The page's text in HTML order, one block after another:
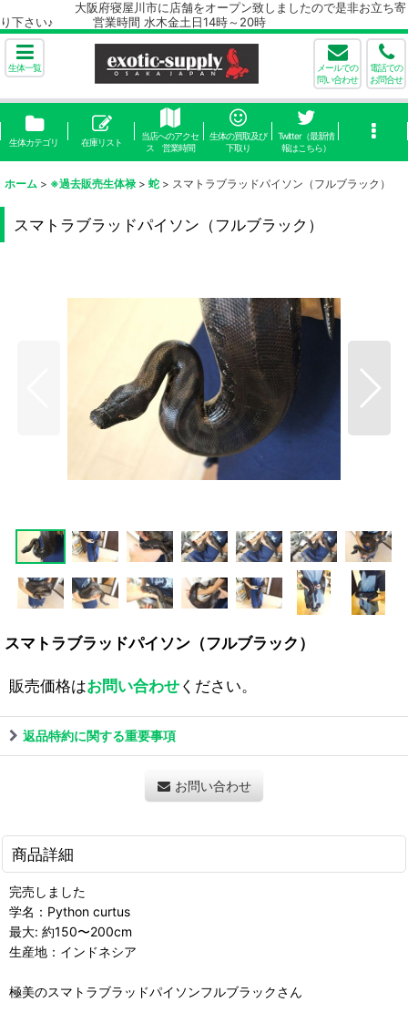
大阪府寝屋川市に店舗をオープン致しましたので是非お立ち寄
り下さい♪ 営業時間 水木金土日14時～20時
生体一覧
メールでの
問い合わせ
電話での
お問合せ
生体カテゴリ 在庫リスト
当店へのアクセ
ス 営業時間
生体の買取及び
下取り
Twitter（最新情
報はこちら）
ホーム > ※過去販売生体禄 > 蛇 > スマトラブラッドパイソン（フルブラック）
スマトラブラッドパイソン（フルブラック）
スマトラブラッドパイソン（フルブラック）
販売価格はお問い合わせください。
返品特約に関する重要事項
お問い合わせ
商品詳細
完売しました
学名：Python curtus
最大: 約150〜200cm
生産地：インドネシア
極美のスマトラブラッドパイソンフルブラックさん